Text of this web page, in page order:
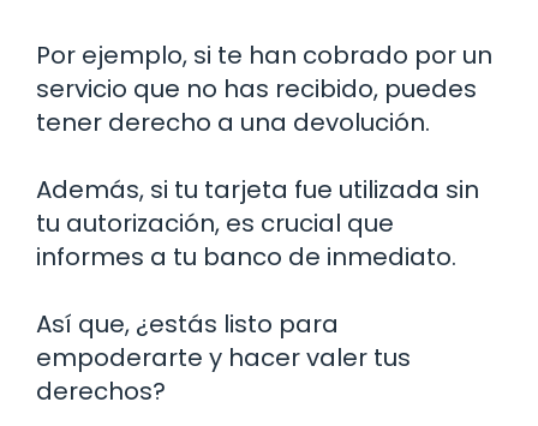
Por ejemplo, si te han cobrado por un
servicio que no has recibido, puedes
tener derecho a una devolución.
Además, si tu tarjeta fue utilizada sin
tu autorización, es crucial que
informes a tu banco de inmediato.
Así que, ¿estás listo para
empoderarte y hacer valer tus
derechos?